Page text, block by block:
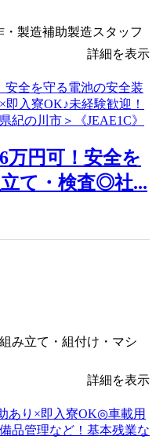
製造補助製造スタッフ
詳細を表示
万円可！安全を
て・検査◎社...
み立て・組付け・マシ
詳細を表示